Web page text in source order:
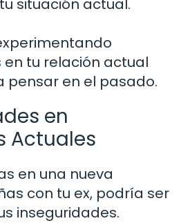
situación actual.
tu relación actual
pensar en el pasado.
en
Actuales
en una nueva
con tu ex, podría ser
inseguridades.